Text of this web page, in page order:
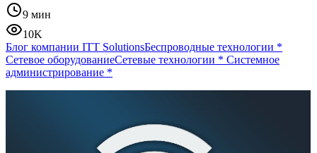
9 мин
10K
Блог компании ITT SolutionsБеспроводные технологии *
Сетевое оборудованиеСетевые технологии * Системное
администрирование *